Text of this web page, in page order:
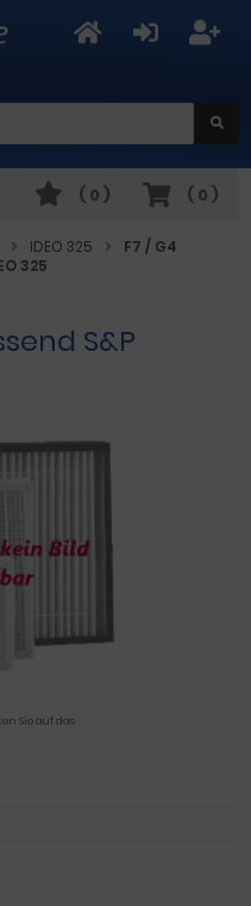
( 0 )
( 0 )
IDEO 325
F7 / G4
325
S&P
Sie auf das